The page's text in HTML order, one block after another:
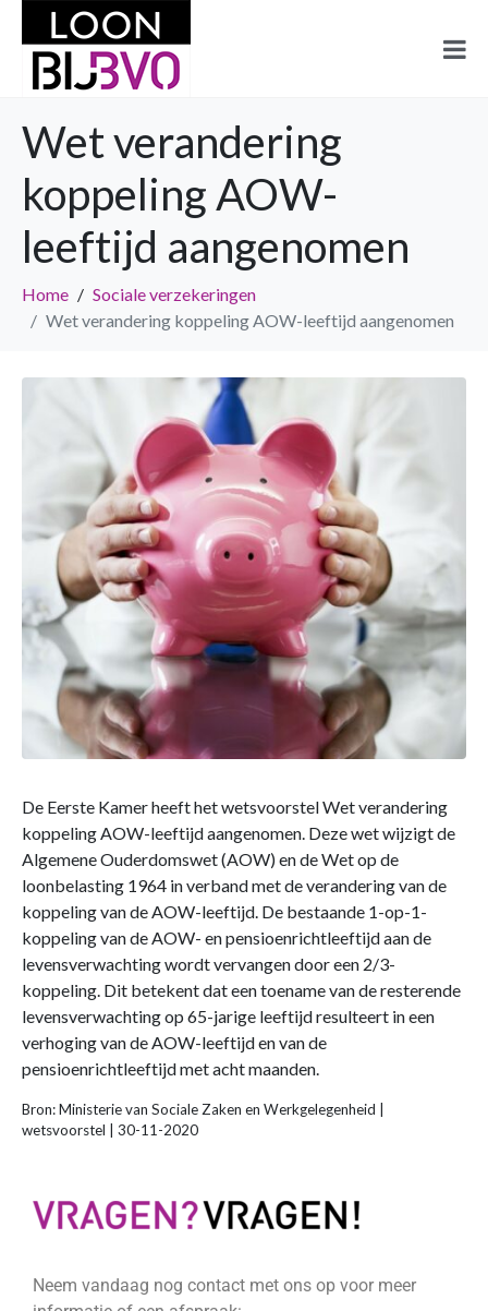
Wet verandering
koppeling AOW-
leeftijd aangenomen
Home
Sociale verzekeringen
Wet verandering koppeling AOW-leeftijd aangenomen
De Eerste Kamer heeft het wetsvoorstel Wet verandering
koppeling AOW-leeftijd aangenomen. Deze wet wijzigt de
Algemene Ouderdomswet (AOW) en de Wet op de
loonbelasting 1964 in verband met de verandering van de
koppeling van de AOW-leeftijd. De bestaande 1-op-1-
koppeling van de AOW- en pensioenrichtleeftijd aan de
levensverwachting wordt vervangen door een 2/3-
koppeling. Dit betekent dat een toename van de resterende
levensverwachting op 65-jarige leeftijd resulteert in een
verhoging van de AOW-leeftijd en van de
pensioenrichtleeftijd met acht maanden.
Bron: Ministerie van Sociale Zaken en Werkgelegenheid |
wetsvoorstel | 30-11-2020
Neem vandaag nog contact met ons op voor meer